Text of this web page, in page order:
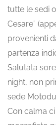
tutte le sedi
Cesare”
provenienti
partenza
Salutata
night, non
sede
Con calma